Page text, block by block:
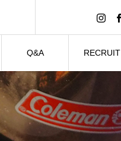
Q&A
RECRUIT